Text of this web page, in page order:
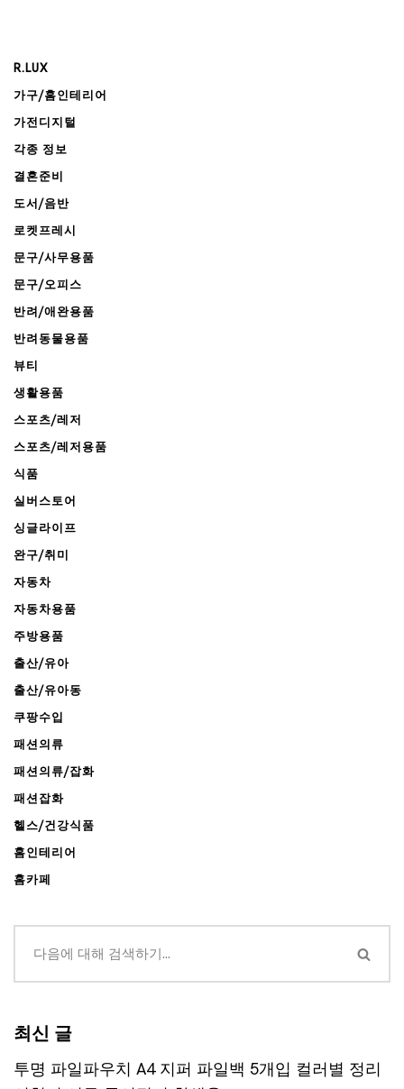
R.LUX
가구/홈인테리어
가전디지털
각종 정보
결혼준비
도서/음반
로켓프레시
문구/사무용품
문구/오피스
반려/애완용품
반려동물용품
뷰티
생활용품
스포츠/레저
스포츠/레저용품
식품
실버스토어
싱글라이프
완구/취미
자동차
자동차용품
주방용품
출산/유아
출산/유아동
쿠팡수입
패션의류
패션의류/잡화
패션잡화
헬스/건강식품
홈인테리어
홈카페
최신 글
투명 파일파우치 A4 지퍼 파일백 5개입 컬러별 정리